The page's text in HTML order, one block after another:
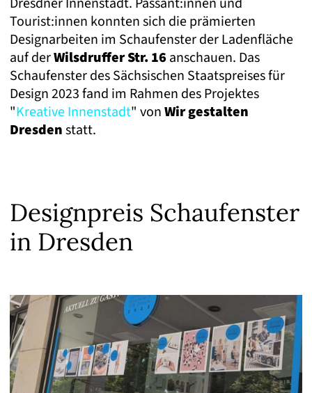
Tourist:innen konnten sich die prämierten
Designarbeiten im Schaufenster der Ladenfläche
auf derWilsdruffer Str. 16 anschauen. Das
Schaufenster des Sächsischen Staatspreises für
Design 2023 fand im Rahmen des Projektes
"Kreative Innenstadt" vonWir gestalten
Dresdenstatt.
Designpreis Schaufenster
in Dresden